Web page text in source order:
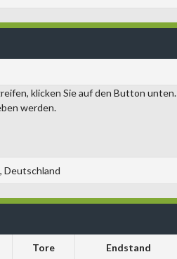
klicken Sie auf den Button unten.
werden.
Deutschland
Tore Endstand